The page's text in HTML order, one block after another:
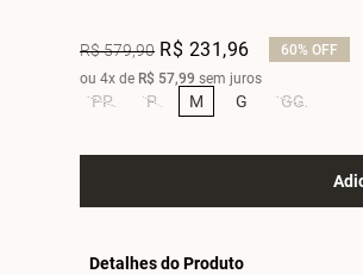
R$579,90 R$ 231 ,96 60% OFF
ou 4x de R$ 57,99 sem juros
PP P M G GG
Detalhes do Produto